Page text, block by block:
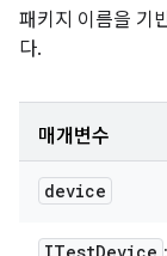
패키지 이름을 기
다.
매개변수
device